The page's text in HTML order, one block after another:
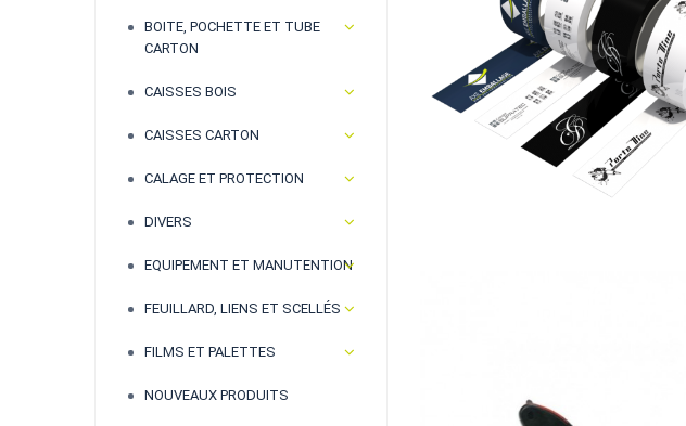
BOITE, POCHETTE ET TUBE
CARTON
CAISSES BOIS
CAISSES CARTON
CALAGE ET PROTECTION
DIVERS
EQUIPEMENT ET MANUTENTION
FEUILLARD, LIENS ET SCELLÉS
FILMS ET PALETTES
NOUVEAUX PRODUITS